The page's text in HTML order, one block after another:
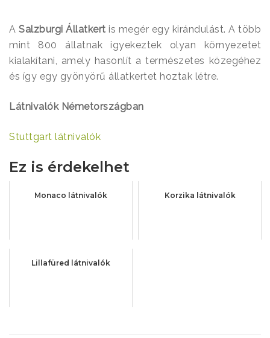
A Salzburgi Állatkert is megér egy kirándulást. A több
mint 800 állatnak igyekeztek olyan környezetet
kialakítani, amely hasonlít a természetes közegéhez
és így egy gyönyörű állatkertet hoztak létre.
Látnivalók Németországban
Stuttgart látnivalók
Ez is érdekelhet
Monaco látnivalók Korzika látnivalók
Lillafüred látnivalók